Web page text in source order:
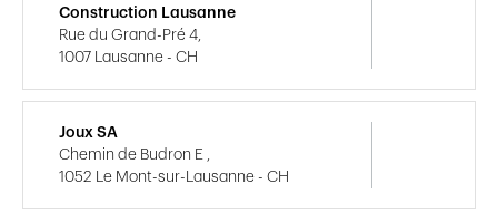
Construction Lausanne
Rue du Grand-Pré 4,
1007 Lausanne - CH
Joux SA
Chemin de Budron E ,
1052 Le Mont-sur-Lausanne - CH